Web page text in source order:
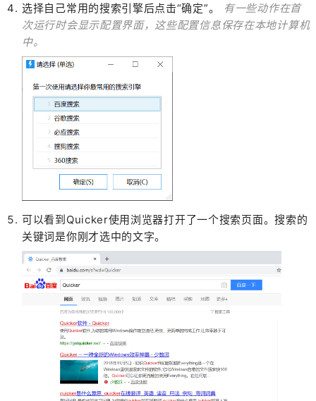
选择自己常用的搜索引擎后点击“确定”。
有一些动作在首
次运行时会显示配置界面，这些配置信息保存在本地计算机
中。
可以看到Quicker使用浏览器打开了一个搜索页面。搜索的
关键词是你刚才选中的文字。